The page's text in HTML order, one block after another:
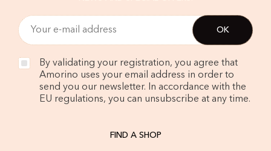
By validating your registration, you agree that
Amorino uses your email address in order to
send you our newsletter. In accordance with the
EU regulations, you can unsubscribe at any time.
FIND A SHOP